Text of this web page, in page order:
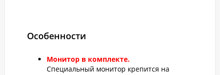
Особенности
Монитор в комплекте.
Специальный монитор крепится на